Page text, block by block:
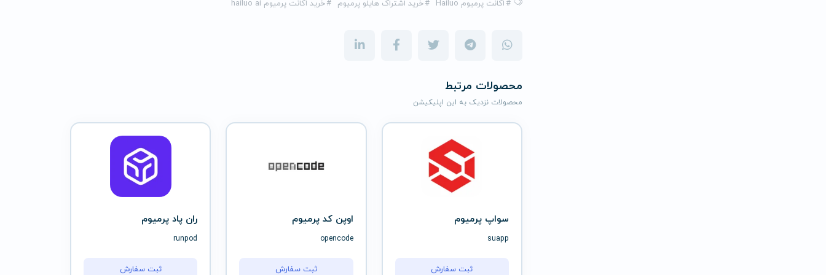
# اکانت پرمیوم Hailuo #خرید اشتراک هایلو پرمیوم #خرید اکانت پرمیوم hailuo ai
محصولات مرتبط
محصولات نزدیک به این اپلیکیشن
سواپ پرمیوم
suapp
ثبت سفارش
اوپن کد پرمیوم
opencode
ثبت سفارش
ران پاد پرمیوم
runpod
ثبت سفارش